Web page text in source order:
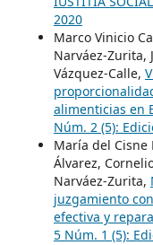
2020
Marco Vinicio
Narváez-Zurita,
Vázquez-Calle,
alimenticias en
Núm. 2 (5):
María del Cisne
Álvarez,
Narváez-Zurita,
juzgamiento
efectiva y
5 Núm. 1 (5):